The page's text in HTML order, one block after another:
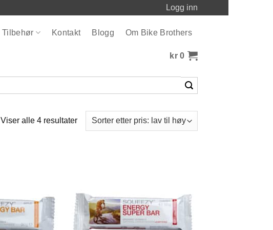
Logg inn
Tilbehør Kontakt Blogg Om Bike Brothers
kr 0
Viser alle 4 resultaterSortert
etter